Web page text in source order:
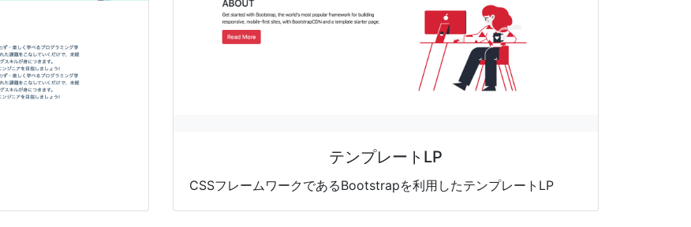
テンプレートLP
CSSフレームワークであるBootstrapを利用したテンプレートLP